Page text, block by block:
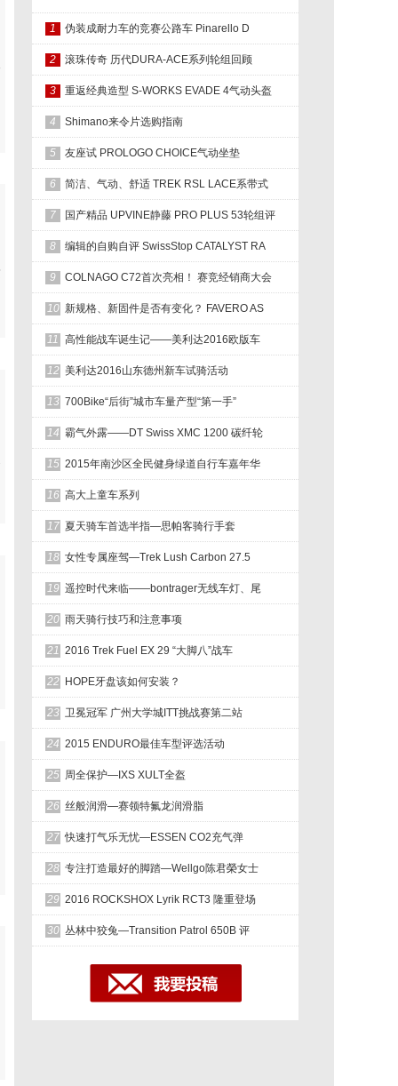
1 伪装成耐力车的竞赛公路车 Pinarello D
2 滚珠传奇 历代DURA-ACE系列轮组回顾
3 重返经典造型 S-WORKS EVADE 4气动头盔
4 Shimano来令片选购指南
5 友座试 PROLOGO CHOICE气动坐垫
6 简洁、气动、舒适 TREK RSL LACE系带式
7 国产精品 UPVINE静藤 PRO PLUS 53轮组评
8 编辑的自购自评 SwissStop CATALYST RA
9 COLNAGO C72首次亮相！ 赛竞经销商大会
10 新规格、新固件是否有变化？ FAVERO AS
11 高性能战车诞生记——美利达2016欧版车
12 美利达2016山东德州新车试骑活动
13 700Bike“后街”城市车量产型“第一手”
14 霸气外露——DT Swiss XMC 1200 碳纤轮
15 2015年南沙区全民健身绿道自行车嘉年华
16 高大上童车系列
17 夏天骑车首选半指—思帕客骑行手套
18 女性专属座驾—Trek Lush Carbon 27.5
19 遥控时代来临——bontrager无线车灯、尾
20 雨天骑行技巧和注意事项
21 2016 Trek Fuel EX 29 “大脚八”战车
22 HOPE牙盘该如何安装？
23 卫冕冠军 广州大学城ITT挑战赛第二站
24 2015 ENDURO最佳车型评选活动
25 周全保护—IXS XULT全盔
26 丝般润滑—赛领特氟龙润滑脂
27 快速打气乐无忧—ESSEN CO2充气弹
28 专注打造最好的脚踏—Wellgo陈君榮女士
29 2016 ROCKSHOX Lyrik RCT3 隆重登场
30 丛林中狡兔—Transition Patrol 650B 评